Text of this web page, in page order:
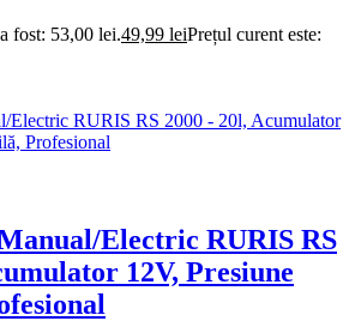
fost: 53,00 lei.49,99 leiPrețul curent este:
Electric RURIS RS
12V, Presiune